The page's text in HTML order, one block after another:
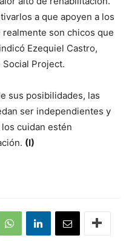
a que apoyen a los
son chicos que
Ezequiel Castro,
Project.
sus posibilidades, las
ser independientes y
cuidan estén
(I)